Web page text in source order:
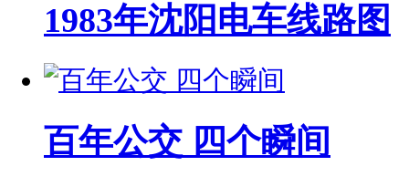
1983年沈阳电车线路图
百年公交 四个瞬间